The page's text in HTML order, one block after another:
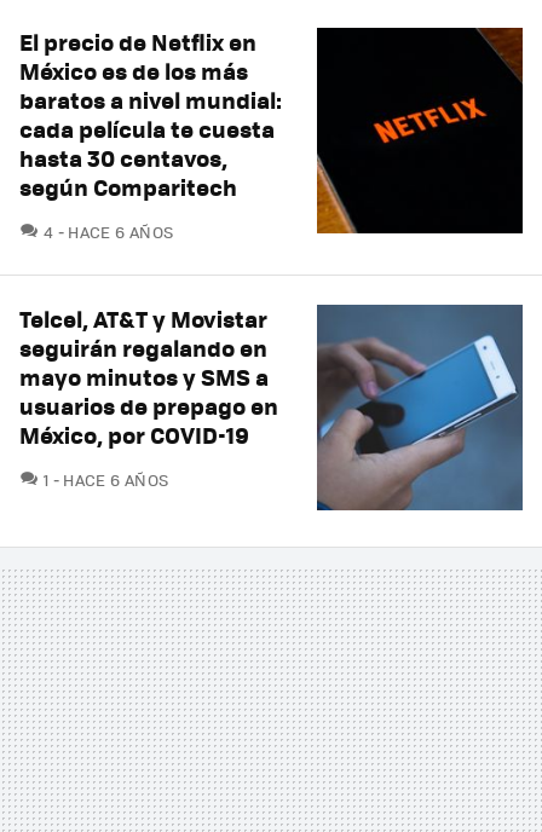
El precio de Netflix en
México es de los más
baratos a nivel mundial:
cada película te cuesta
hasta 30 centavos,
según Comparitech
4 COMENTARIOS
HACE 6 AÑOS
Telcel, AT&T y Movistar
seguirán regalando en
mayo minutos y SMS a
usuarios de prepago en
México, por COVID-19
1 COMENTARIOS
HACE 6 AÑOS